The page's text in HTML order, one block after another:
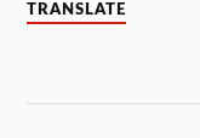
TRANSLATE